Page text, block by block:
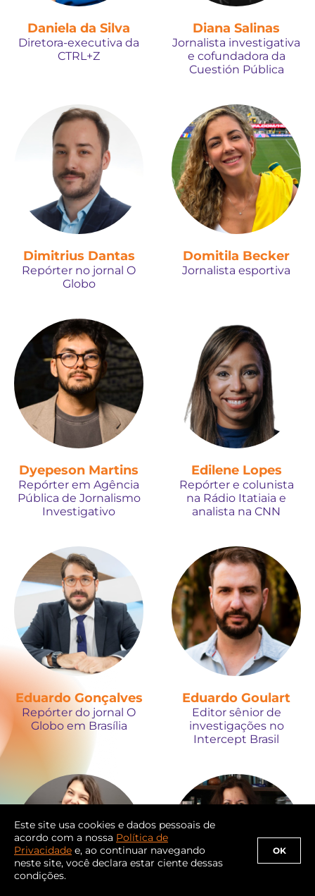
Daniela da Silva
Diretora-executiva da
CTRL+Z
Diana Salinas
Jornalista investigativa
e cofundadora da
Cuestión Pública
Dimitrius Dantas
Repórter no jornal O
Globo
Domitila Becker
Jornalista esportiva
Dyepeson Martins
Repórter em Agência
Pública de Jornalismo
Investigativo
Edilene Lopes
Repórter e colunista
na Rádio Itatiaia e
analista na CNN
Eduardo Gonçalves
Repórter do jornal O
Globo em Brasília
Eduardo Goulart
Editor sênior de
investigações no
Intercept Brasil
Este site usa cookies e dados pessoais de
acordo com a nossa Política de
Privacidade e, ao continuar navegando
neste site, você declara estar ciente dessas
condições.
OK